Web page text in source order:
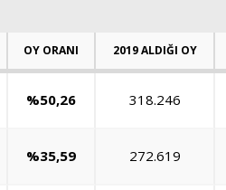
OY ORANI 2019 ALDIĞI OY
%50,26 318.246
%35,59 272.619